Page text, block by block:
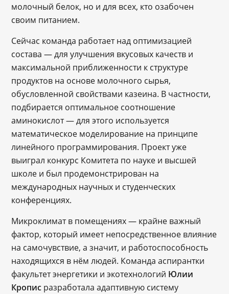
молочный белок, но и для всех, кто озабочен
своим питанием.
Сейчас команда работает над оптимизацией
состава — для улучшения вкусовых качеств и
максимальной приближенности к структуре
продуктов на основе молочного сырья,
обусловленной свойствами казеина. В частности,
подбирается оптимальное соотношение
аминокислот — для этого используется
математическое моделирование на принципе
линейного программирования. Проект уже
выиграл конкурс Комитета по науке и высшей
школе и был продемонстрирован на
международных научных и студенческих
конференциях.
Микроклимат в помещениях — крайне важный
фактор, который имеет непосредственное влияние
на самочувствие, а значит, и работоспособность
находящихся в нём людей. Команда аспирантки
факультет энергетики и экотехнологий Юлии
Кропис разработала адаптивную систему